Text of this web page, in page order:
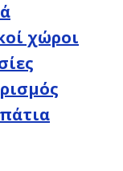
χώροι